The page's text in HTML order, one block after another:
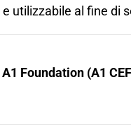
e utilizzabile al fine di
Foundation (A1